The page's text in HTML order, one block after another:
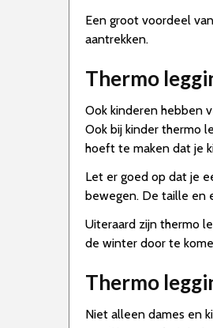
Een groot voordeel
aantrekken.
Thermo
Ook kinderen hebben
Ook bij kinder thermo
hoeft te maken dat je
Let er goed op dat je
bewegen. De taille en
Uiteraard zijn thermo
de winter door te
Thermo
Niet alleen dames en